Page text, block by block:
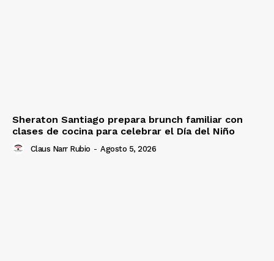
Sheraton Santiago prepara brunch familiar con
clases de cocina para celebrar el Día del Niño
Claus Narr Rubio - Agosto 5, 2026